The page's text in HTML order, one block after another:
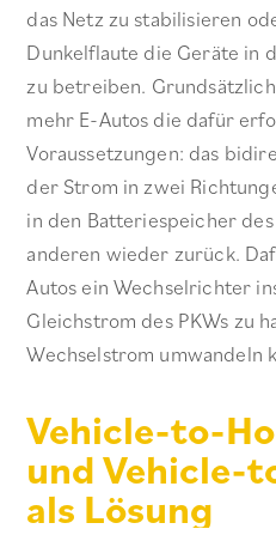
das Netz zu stabilisieren
Dunkelflaute die Geräte in
zu betreiben.
mehr E-Autos die dafür
Voraussetzungen: das
der Strom in zwei
in den Batteriespeicher
anderen wieder zurück.
Autos ein Wechselrichter
Gleichstrom des PKWs zu
Wechselstrom umwandeln
Vehicle-to-
und Vehicle-
als Lösung